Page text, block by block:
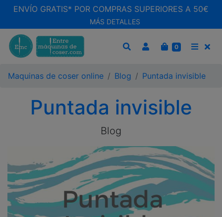
ENVÍO GRATIS* POR COMPRAS SUPERIORES A 50€
MÁS DETALLES
CARRITO
0
Maquinas de coser online
Blog Puntada invisible
Puntada invisible
Blog